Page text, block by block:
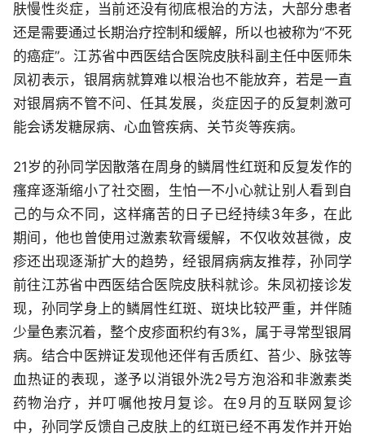
肤慢性炎症，当前还没有彻底根治的方法，大部分患者
还是需要通过长期治疗控制和缓解，所以也被称为“不死
的癌症”。江苏省中西医结合医院皮肤科副主任中医师朱
凤初表示，银屑病就算难以根治也不能放弃，若是一直
对银屑病不管不问、任其发展，炎症因子的反复刺激可
能会诱发糖尿病、心血管疾病、关节炎等疾病。
21岁的孙同学因散落在周身的鳞屑性红斑和反复发作的
瘙痒逐渐缩小了社交圈，生怕一不小心就让别人看到自
己的与众不同，这样痛苦的日子已经持续3年多，在此
期间，他也曾使用过激素软膏缓解，不仅收效甚微，皮
疹还出现逐渐扩大的趋势，经银屑病病友推荐，孙同学
前往江苏省中西医结合医院皮肤科就诊。朱凤初接诊发
现，孙同学身上的鳞屑性红斑、斑块比较严重，并伴随
少量色素沉着，整个皮疹面积约有3%，属于寻常型银屑
病。结合中医辨证发现他还伴有舌质红、苔少、脉弦等
血热证的表现，遂予以消银外洗2号方泡浴和非激素类
药物治疗，并叮嘱他按月复诊。在9月的互联网复诊
中，孙同学反馈自己皮肤上的红斑已经不再发作并开始